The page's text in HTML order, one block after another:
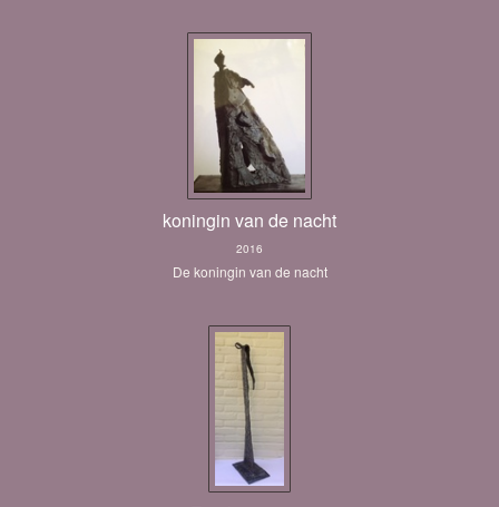
koningin van de nacht
2016
De koningin van de nacht